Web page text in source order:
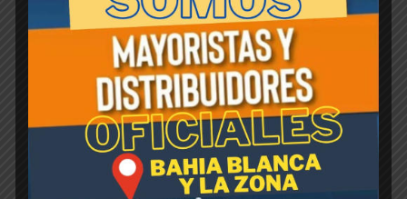
Productos relacionados